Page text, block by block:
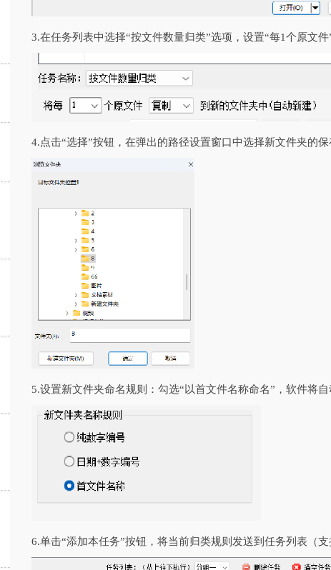
3.在任务列表中选择“按文件数量归类”选项，设置“每1个原文
4.点击“选择”按钮，在弹出的路径设置窗口中选择新文件夹的保
5.设置新文件夹命名规则：勾选“以首文件名称命名”，软件将
6.单击“添加本任务”按钮，将当前归类规则发送到任务列表（